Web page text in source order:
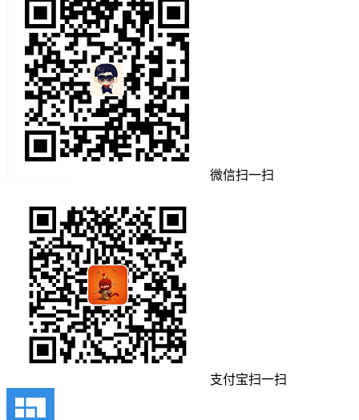
微信扫一扫
支付宝扫一扫